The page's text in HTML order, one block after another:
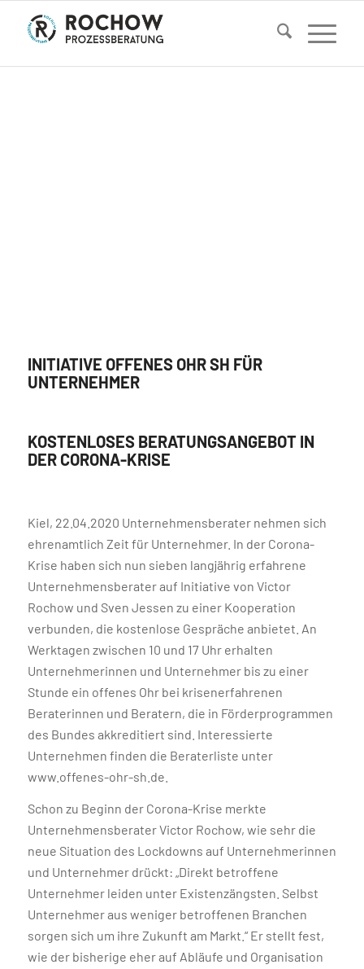
INITIATIVE OFFENES OHR SH FÜR
UNTERNEHMER
KOSTENLOSES BERATUNGSANGEBOT IN
DER CORONA-KRISE
Kiel, 22.04.2020 Unternehmensberater nehmen sich
ehrenamtlich Zeit für Unternehmer. In der Corona-
Krise haben sich nun sieben langjährig erfahrene
Unternehmensberater auf Initiative von Victor
Rochow und Sven Jessen zu einer Kooperation
verbunden, die kostenlose Gespräche anbietet. An
Werktagen zwischen 10 und 17 Uhr erhalten
Unternehmerinnen und Unternehmer bis zu einer
Stunde ein offenes Ohr bei krisenerfahrenen
Beraterinnen und Beratern, die in Förderprogrammen
des Bundes akkreditiert sind. Interessierte
Unternehmen finden die Beraterliste unter
www.offenes-ohr-sh.de.
Schon zu Beginn der Corona-Krise merkte
Unternehmensberater Victor Rochow, wie sehr die
neue Situation des Lockdowns auf Unternehmerinnen
und Unternehmer drückt: „Direkt betroffene
Unternehmer leiden unter Existenzängsten. Selbst
Unternehmer aus weniger betroffenen Branchen
sorgen sich um ihre Zukunft am Markt.“ Er stellt fest,
wie der bisherige eher auf Abläufe und Organisation